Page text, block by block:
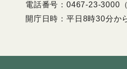
電話番号：0467-23-3000
開庁日時：平日8時30分か